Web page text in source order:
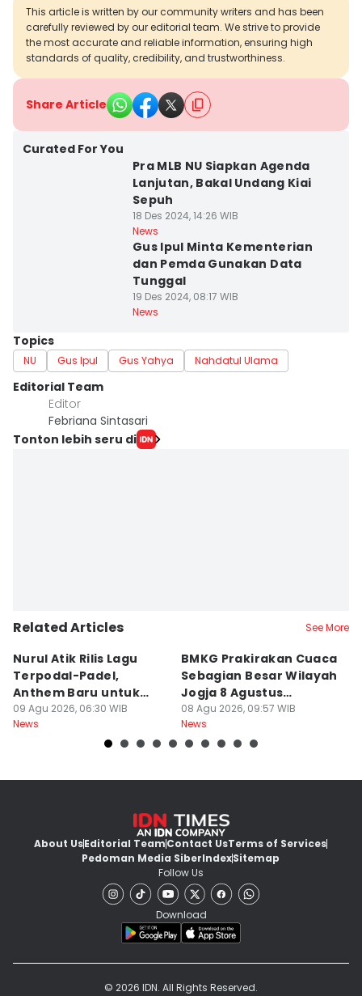
This article is written by our community writers and has been
carefully reviewed by our editorial team. We strive to provide
the most accurate and reliable information, ensuring high
standards of quality, credibility, and trustworthiness.
Share Article
Curated For You
Pra MLB NU Siapkan Agenda
Lanjutan, Bakal Undang Kiai
Sepuh
18 Des 2024, 14:26 WIB
News
Gus Ipul Minta Kementerian
dan Pemda Gunakan Data
Tunggal
19 Des 2024, 08:17 WIB
News
Topics
NU Gus Ipul Gus Yahya Nahdatul Ulama
Editorial Team
Editor
Febriana Sintasari
Tonton lebih seru di
Related Articles See More
Nurul Atik Rilis Lagu
Terpodal-Padel,
Anthem Baru untuk
Pencinta Padel
09 Agu 2026, 06:30 WIB
News
BMKG Prakirakan Cuaca
Sebagian Besar Wilayah
Jogja 8 Agustus
Berawan
08 Agu 2026, 09:57 WIB
News
About UsEditorial TeamContact UsTerms of Services
Pedoman Media SiberIndexSitemap
Follow Us
Download
© 2026 IDN. All Rights Reserved.